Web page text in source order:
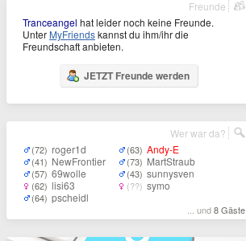
Tranceangel hat leider noch keine Freunde.
Unter MyFriendskannst du ihm/ihr die
Freundschaft anbieten.
JETZT Freunde werden
Freunde
(72) roger1d
(41) NewFrontier
(57) 69wolle
(62) lisi63
(64) pscheidl
(63) Andy-E
(73) MartStraub
(43) sunnysven
(??) symo
... und8 Gäste
Wer war da?